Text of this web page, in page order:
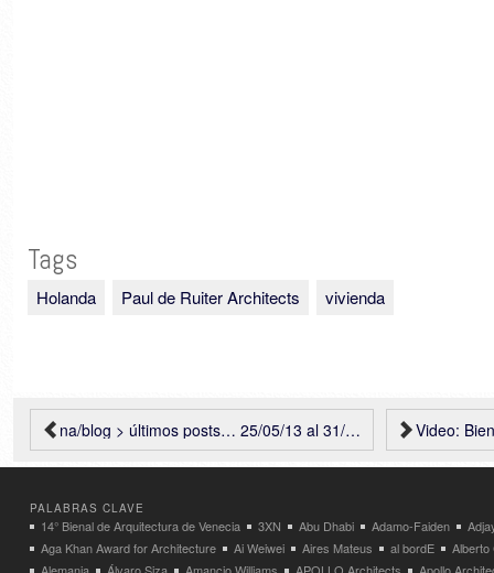
Tags
Holanda Paul de Ruiter Architects vivienda
Video: Bienal de
na/blog > últimos posts… 25/05/13 al 31/05/13
PALABRAS CLAVE
14° Bienal de Arquitectura de Venecia 3XN Abu Dhabi Adamo-Faiden
Aga Khan Award for Architecture
Ai Weiwei Aires Mateus al bordE
Alberto